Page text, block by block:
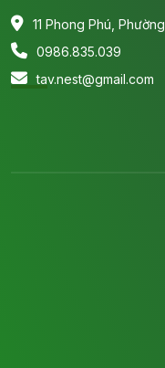
11 Phong Phú,
0986.835.039
tav.nest@gmail.com